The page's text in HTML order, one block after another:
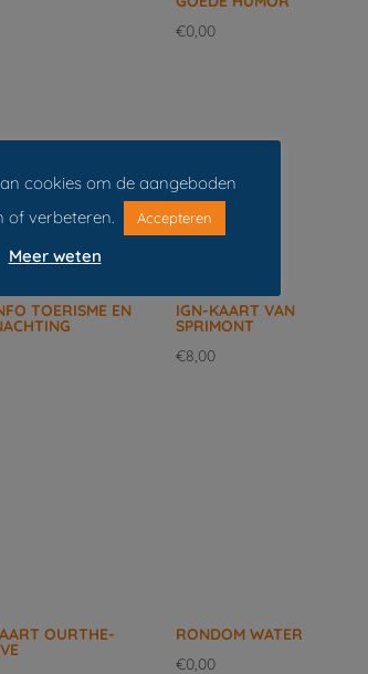
€0,00
TOERISME EN IGN-KAART VAN
SPRIMONT
€8,00
OURTHE-
RONDOM WATER
€0,00
cookies om de aangeboden
of verbeteren.
Accepteren
Meer weten